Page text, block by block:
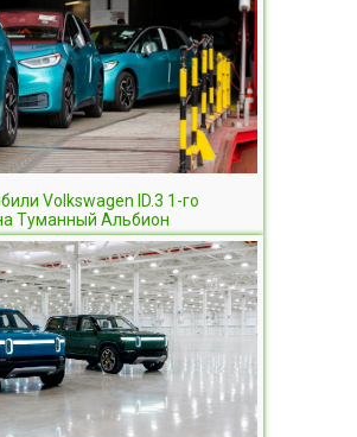
Volkswagen ID.3 1-го
Туманный Альбион